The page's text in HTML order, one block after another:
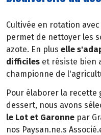
Cultivée en rotation
permet de nettoyer les
azote. En plus elle
difficiles et résiste bien
championne de
Pour élaborer la recette
dessert, nous avons
le Lot et Garonne par
nos Paysan.ne.s